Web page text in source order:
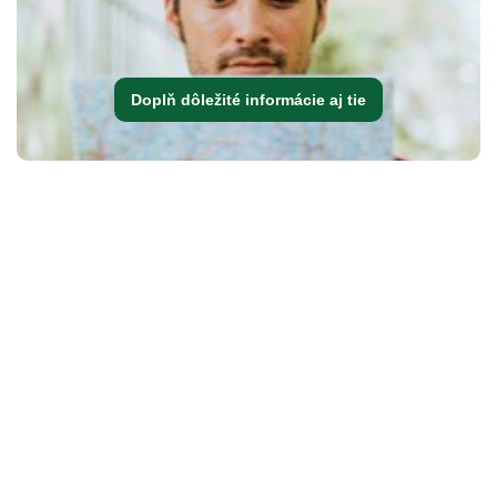
Doplň dôležité informácie aj tie